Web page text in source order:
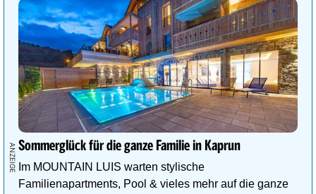
Sommerglück für die ganze Familie in Kaprun
Im MOUNTAIN LUIS warten stylische
Familienapartments, Pool & vieles mehr auf die ganze